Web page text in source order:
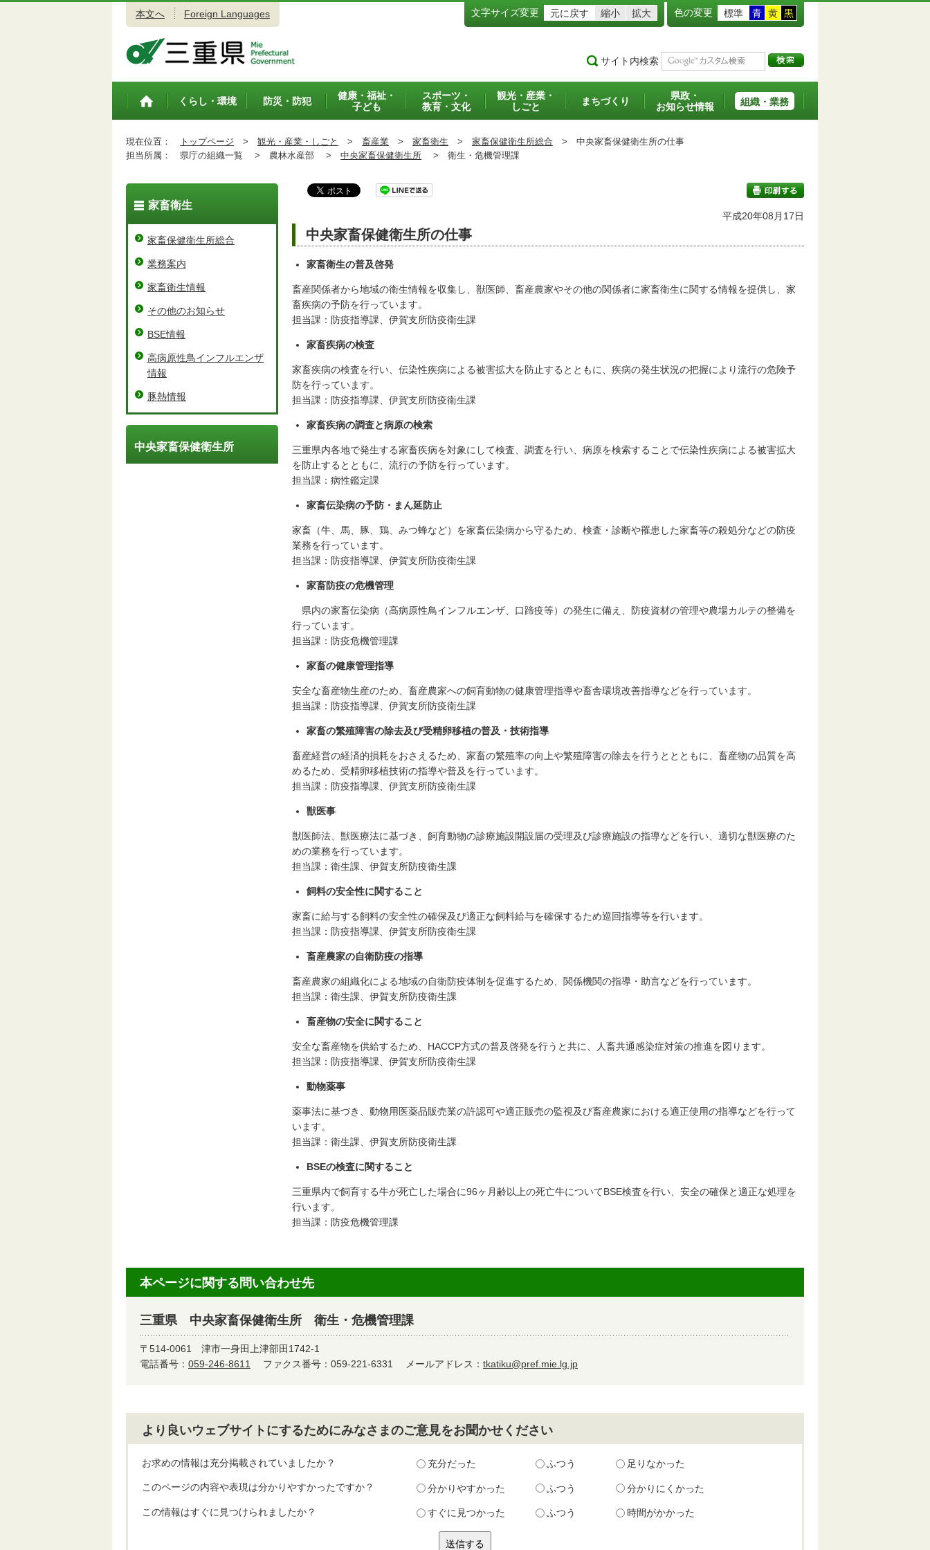
本文へ Foreign Languages 文字サイズ変更 元に戻す 縮小 拡大 色の変更 標準 青 黄 黒
サイト内検索
トップペ
くらし・環境 防災・防犯
健康・福祉・
子ども
スポーツ・
教育・文化
観光・産業・
しごと
まちづくり
県政・
お知らせ情報
組織・業務
現在位置： トップページ > 観光・産業・しごと > 畜産業 > 家畜衛生 > 家畜保健衛生所総合 > 中央家畜保健衛生所の仕事
担当所属：
県庁の組織一覧 > 農林水産部 > 中央家畜保健衛生所 > 衛生・危機管理課
印刷する
平成20年08月17日
中央家畜保健衛生所の仕事
家畜衛生の普及啓発
畜産関係者から地域の衛生情報を収集し、獣医師、畜産農家やその他の関係者に家畜衛生に関する情報を提供し、家
畜疾病の予防を行っています。
担当課：防疫指導課、伊賀支所防疫衛生課
家畜疾病の検査
家畜疾病の検査を行い、伝染性疾病による被害拡大を防止するとともに、疾病の発生状況の把握により流行の危険予
防を行っています。
担当課：防疫指導課、伊賀支所防疫衛生課
家畜疾病の調査と病原の検索
三重県内各地で発生する家畜疾病を対象にして検査、調査を行い、病原を検索することで伝染性疾病による被害拡大
を防止するとともに、流行の予防を行っています。
担当課：病性鑑定課
家畜伝染病の予防・まん延防止
家畜（牛、馬、豚、鶏、みつ蜂など）を家畜伝染病から守るため、検査・診断や罹患した家畜等の殺処分などの防疫
業務を行っています。
担当課：防疫指導課、伊賀支所防疫衛生課
家畜防疫の危機管理
県内の家畜伝染病（高病原性鳥インフルエンザ、口蹄疫等）の発生に備え、防疫資材の管理や農場カルテの整備を
行っています。
担当課：防疫危機管理課
家畜の健康管理指導
安全な畜産物生産のため、畜産農家への飼育動物の健康管理指導や畜舎環境改善指導などを行っています。
担当課：防疫指導課、伊賀支所防疫衛生課
家畜の繁殖障害の除去及び受精卵移植の普及・技術指導
畜産経営の経済的損耗をおさえるため、家畜の繁殖率の向上や繁殖障害の除去を行うととともに、畜産物の品質を高
めるため、受精卵移植技術の指導や普及を行っています。
担当課：防疫指導課、伊賀支所防疫衛生課
獣医事
獣医師法、獣医療法に基づき、飼育動物の診療施設開設届の受理及び診療施設の指導などを行い、適切な獣医療のた
めの業務を行っています。
担当課：衛生課、伊賀支所防疫衛生課
飼料の安全性に関すること
家畜に給与する飼料の安全性の確保及び適正な飼料給与を確保するため巡回指導等を行います。
担当課：防疫指導課、伊賀支所防疫衛生課
畜産農家の自衛防疫の指導
畜産農家の組織化による地域の自衛防疫体制を促進するため、関係機関の指導・助言などを行っています。
担当課：衛生課、伊賀支所防疫衛生課
畜産物の安全に関すること
安全な畜産物を供給するため、HACCP方式の普及啓発を行うと共に、人畜共通感染症対策の推進を図ります。
担当課：防疫指導課、伊賀支所防疫衛生課
動物薬事
薬事法に基づき、動物用医薬品販売業の許認可や適正販売の監視及び畜産農家における適正使用の指導などを行って
います。
担当課：衛生課、伊賀支所防疫衛生課
BSEの検査に関すること
三重県内で飼育する牛が死亡した場合に96ヶ月齢以上の死亡牛についてBSE検査を行い、安全の確保と適正な処理を
行います。
担当課：防疫危機管理課
家畜衛生
家畜保健衛生所総合
業務案内
家畜衛生情報
その他のお知らせ
BSE情報
高病原性鳥インフルエンザ
情報
豚熱情報
中央家畜保健衛生所
本ページに関する問い合わせ先
三重県 中央家畜保健衛生所 衛生・危機管理課
〒514-0061 津市一身田上津部田1742-1
電話番号： 059-246-8611 ファクス番号：059-221-6331 メールアドレス： tkatiku@pref.mie.lg.jp
より良いウェブサイトにするためにみなさまのご意見をお聞かせください
お求めの情報は充分掲載されていましたか？ 充分だった ふつう 足りなかった
このページの内容や表現は分かりやすかったですか？ 分かりやすかった ふつう 分かりにくかった
この情報はすぐに見つけられましたか？ すぐに見つかった ふつう 時間がかかった